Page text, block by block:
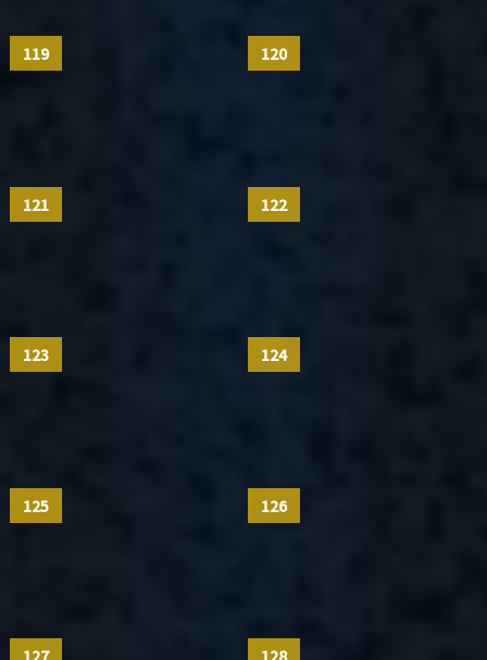
119 120
121 122
123 124
125 126